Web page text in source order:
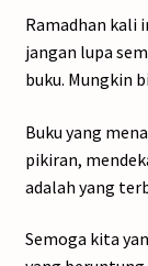
Ramadhan kali
jangan lupa
buku. Mungkin
Buku yang
pikiran,
adalah yang
Semoga kita